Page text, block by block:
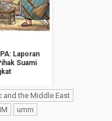
Laporan
Suami
and the Middle East
umm